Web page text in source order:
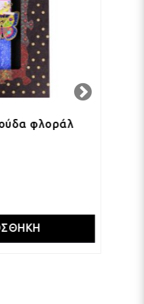
φλοράλ